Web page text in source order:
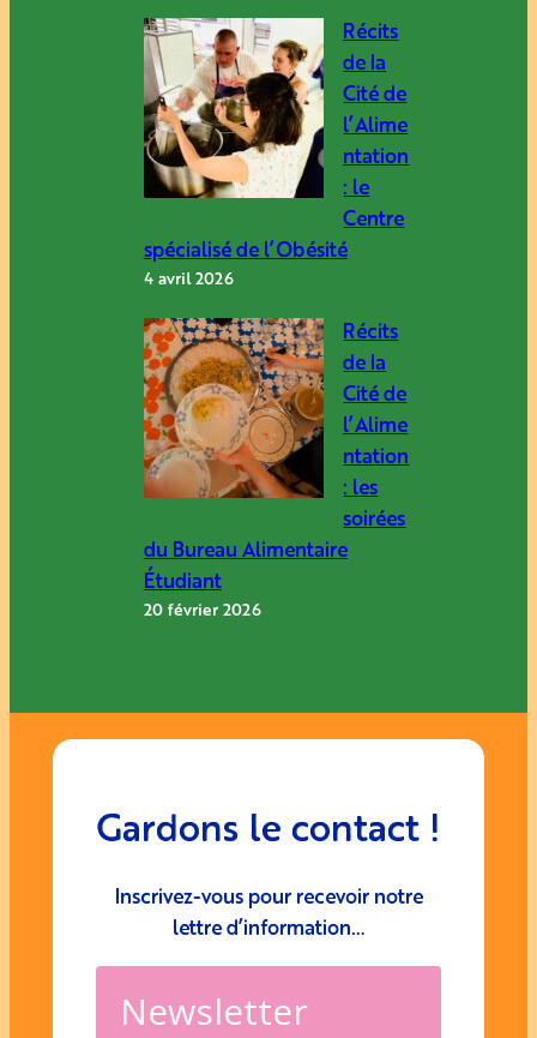
Récits
de la
Cité de
l’Alime
ntation
: le
Centre
spécialisé de l’Obésité
4 avril 2026
Récits
de la
Cité de
l’Alime
ntation
: les
soirées
du Bureau Alimentaire
Étudiant
20 février 2026
Gardons le contact !
Inscrivez-vous pour recevoir notre
lettre d’information…
Newsletter